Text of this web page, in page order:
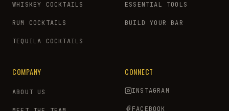
WHISKEY COCKTAILS
RUM COCKTAILS
TEQUILA COCKTAILS
ESSENTIAL TOOLS
BUILD YOUR BAR
COMPANY
ABOUT US
CONNECT
INSTAGRAM
FACEBOOK